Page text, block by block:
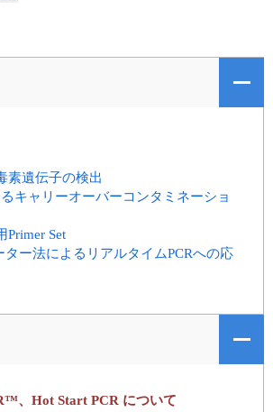
素遺伝子の検出
キャリーオーバーコンタミネーショ
Primer Set
ター法によるリアルタイムPCRへの応
、Hot Start PCR について